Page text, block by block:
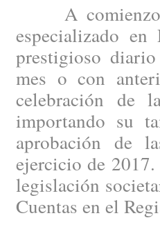
A comienzos
especializado
prestigioso
mes o con
celebración de
importando su
aprobación de
ejercicio de
legislación
Cuentas en el